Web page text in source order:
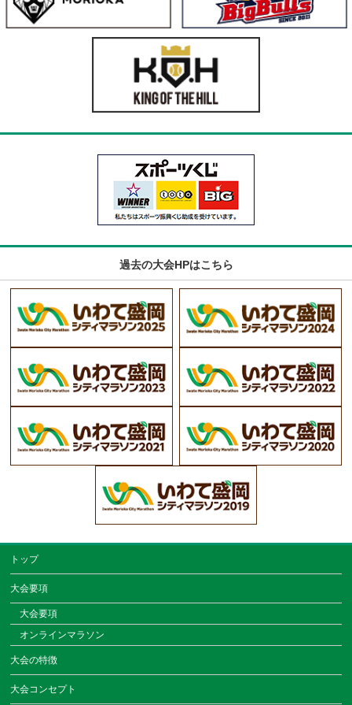
過去の大会HPはこちら
トップ
大会要項
大会要項
オンラインマラソン
大会の特徴
大会コンセプト